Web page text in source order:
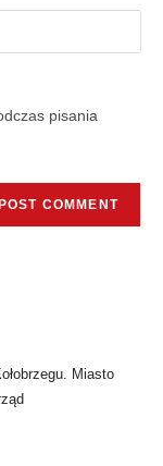
pisania
Miasto